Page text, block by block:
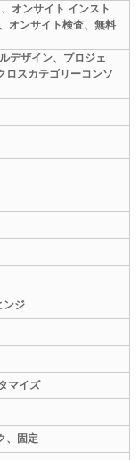
オンサイト インスト
オンサイト検査、無料
デザイン、プロジェ
ロスカテゴリーコンソ
ンジ
マイズ
、固定